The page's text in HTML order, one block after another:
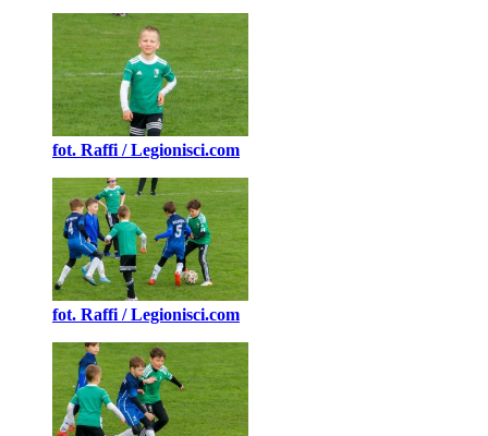
fot. Raffi / Legionisci.com
fot. Raffi / Legionisci.com